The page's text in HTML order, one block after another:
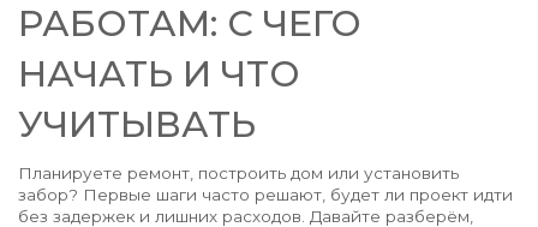
РАБОТАМ: С ЧЕГО
НАЧАТЬ И ЧТО
УЧИТЫВАТЬ
Планируете ремонт, построить дом или установить
забор? Первые шаги часто решают, будет ли проект идти
без задержек и лишних расходов. Давайте разберём,